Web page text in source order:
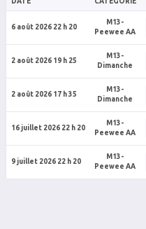
6 août 2026 22 h 20
M13-
Peewee AA
2 août 2026 19 h 25
M13-
Dimanche
2 août 2026 17 h 35
M13-
Dimanche
16 juillet 2026 22 h 20
M13-
Peewee AA
9 juillet 2026 22 h 20
M13-
Peewee AA